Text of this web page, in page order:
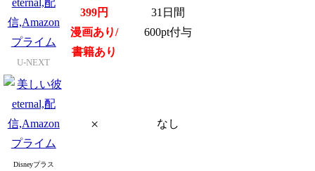
U-NEXT
399円
漫画あり/
書籍あり
31日間
600pt付与
Disneyプラス
× なし